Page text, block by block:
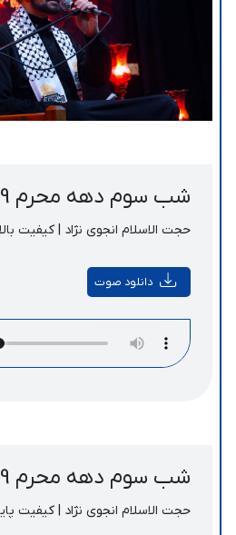
شب سوم دهه محرم 1404/04/09
حجت الاسلام انجوی نژاد | کیفیت بالا
دانلود صوت
شب سوم دهه محرم 1404/04/09
حجت الاسلام انجوی نژاد | کیفیت